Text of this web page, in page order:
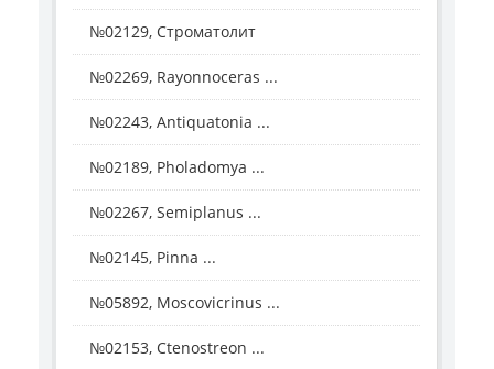
№02129, Строматолит
№02269, Rayonnoceras ...
№02243, Antiquatonia ...
№02189, Pholadomya ...
№02267, Semiplanus ...
№02145, Pinna ...
№05892, Moscovicrinus ...
№02153, Ctenostreon ...